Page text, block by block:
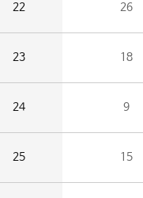
22 26
23 18
24 9
25 15